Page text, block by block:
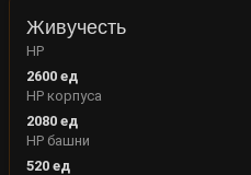
Живучесть
HP
2600ед
HP корпуса
2080ед
HP башни
520ед